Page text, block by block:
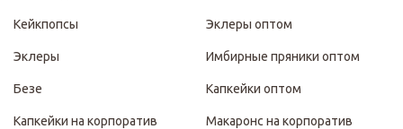
Кейкпопсы
Эклеры
Безе
Капкейки на корпоратив
Эклеры оптом
Имбирные пряники оптом
Капкейки оптом
Макаронс на корпоратив